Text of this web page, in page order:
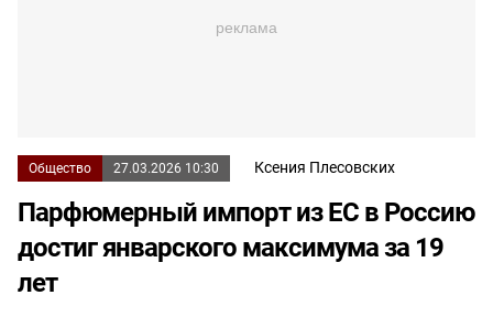
Общество 27.03.2026 10:30 Ксения Плесовских
Парфюмерный импорт из ЕС в Россию
достиг январского максимума за 19
лет